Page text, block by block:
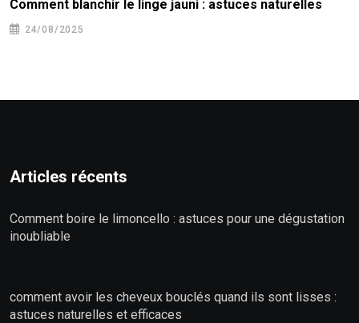
Comment blanchir le linge jauni : astuces naturelles
24/08/2025
Articles récents
Comment boire le limoncello : astuces pour une dégustation
inoubliable
comment avoir les cheveux bouclés quand ils sont lisses :
astuces naturelles et efficaces